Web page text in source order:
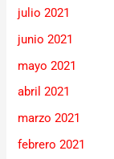
julio 2021
junio 2021
mayo 2021
abril 2021
marzo 2021
febrero 2021